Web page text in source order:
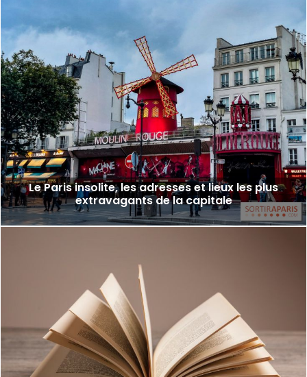
Le Paris insolite, les adresses et lieux les plus
extravagants de la capitale